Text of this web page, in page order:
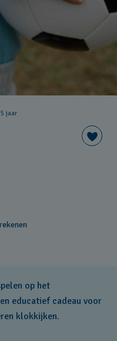
jaar
op het
educatief cadeau voor
klokkijken.